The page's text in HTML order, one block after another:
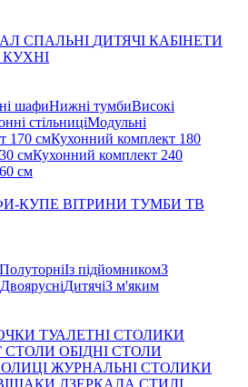
СПАЛЬНІ ДИТЯЧІ КАБІНЕТИ
КУХНІ
шафиНижні тумбиВисокі
стільниціМодульні
170 смКухонний комплект 180
смКухонний комплект 240
см
КУПЕ ВІТРИНИ ТУМБИ ТВ
ПолуторніІз підйомникомЗ
ДвоярусніДитячіЗ м'яким
ТУАЛЕТНІ СТОЛИКИ
СТОЛИ ОБІДНІ СТОЛИ
ЖУРНАЛЬНІ СТОЛИКИ
ДЗЕРКАЛА СТИЛІ